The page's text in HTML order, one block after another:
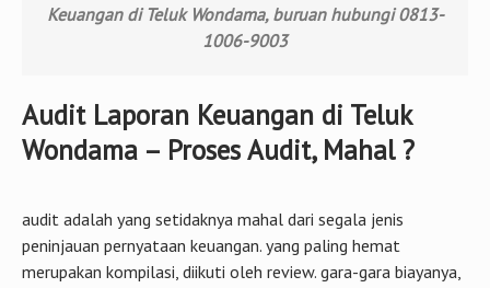
Keuangan di Teluk Wondama, buruan hubungi 0813-
1006-9003
Audit Laporan Keuangan di Teluk
Wondama – Proses Audit, Mahal ?
audit adalah yang setidaknya mahal dari segala jenis
peninjauan pernyataan keuangan. yang paling hemat
merupakan kompilasi, diikuti oleh review. gara-gara biayanya,